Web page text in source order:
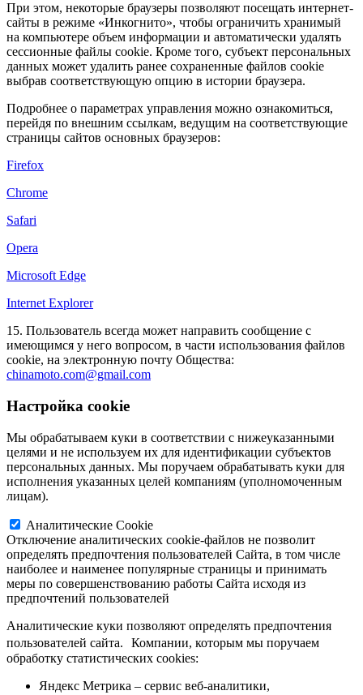
При этом, некоторые браузеры позволяют посещать интернет-
сайты в режиме «Инкогнито», чтобы ограничить хранимый
на компьютере объем информации и автоматически удалять
сессионные файлы cookie. Кроме того, субъект персональных
данных может удалить ранее сохраненные файлов cookie
выбрав соответствующую опцию в истории браузера.
Подробнее о параметрах управления можно ознакомиться,
перейдя по внешним ссылкам, ведущим на соответствующие
страницы сайтов основных браузеров:
Firefox
Chrome
Safari
Opera
Microsoft Edge
Internet Explorer
15. Пользователь всегда может направить сообщение с
имеющимся у него вопросом, в части использования файлов
сookie, на электронную почту Общества:
chinamoto.com@gmail.com
Настройка cookie
Мы обрабатываем куки в соответствии с нижеуказанными
целями и не используем их для идентификации субъектов
персональных данных. Мы поручаем обрабатывать куки для
исполнения указанных целей компаниям (уполномоченным
лицам).
Аналитические Cookie
Отключение аналитических cookie-файлов не позволит
определять предпочтения пользователей Сайта, в том числе
наиболее и наименее популярные страницы и принимать
меры по совершенствованию работы Сайта исходя из
предпочтений пользователей
Аналитические куки позволяют определять предпочтения
пользователей сайта. Компании, которым мы поручаем
обработку статистических cookies:
Яндекс Метрика – сервис веб-аналитики,